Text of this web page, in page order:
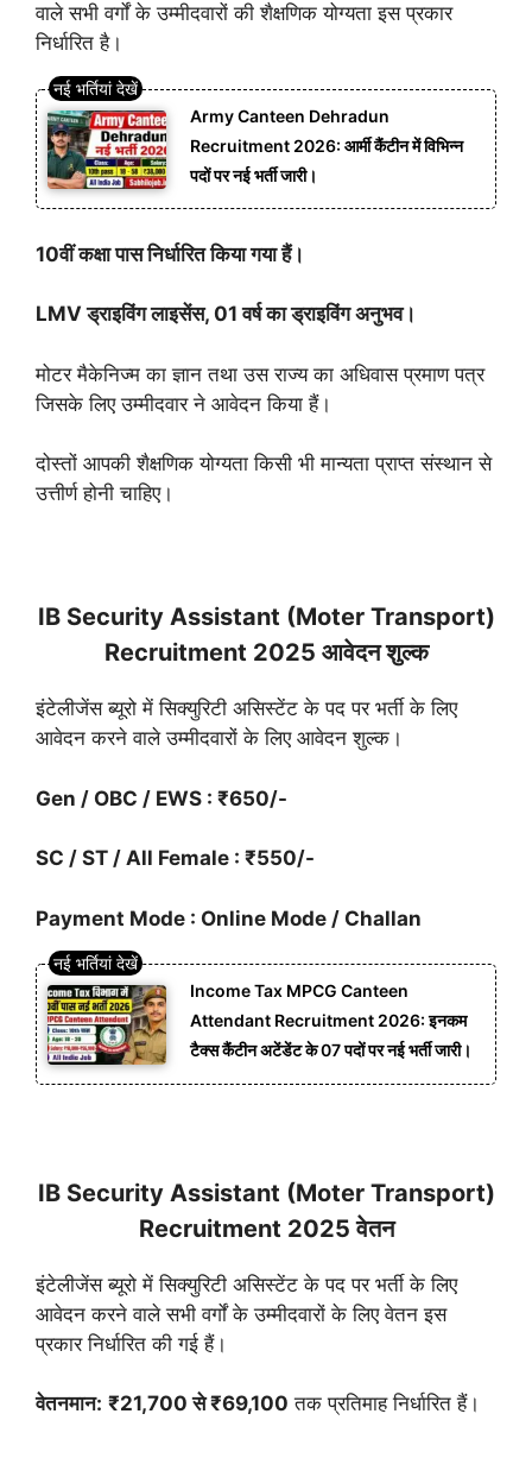
वाले सभी वर्गों के उम्मीदवारों की शैक्षणिक योग्यता इस प्रकार
निर्धारित है।
Army Canteen Dehradun
Recruitment 2026: आर्मी कैंटीन में विभिन्न
पदों पर नई भर्ती जारी।
10वीं कक्षा पास निर्धारित किया गया हैं।
LMV ड्राइविंग लाइसेंस, 01 वर्ष का ड्राइविंग अनुभव।
मोटर मैकेनिज्म का ज्ञान तथा उस राज्य का अधिवास प्रमाण पत्र
जिसके लिए उम्मीदवार ने आवेदन किया हैं।
दोस्तों आपकी शैक्षणिक योग्यता किसी भी मान्यता प्राप्त संस्थान से
उत्तीर्ण होनी चाहिए।
IB Security Assistant (Moter Transport)
Recruitment 2025 आवेदन शुल्क
इंटेलीजेंस ब्यूरो में सिक्युरिटी असिस्टेंट के पद पर भर्ती के लिए
आवेदन करने वाले उम्मीदवारों के लिए आवेदन शुल्क।
Gen / OBC / EWS : ₹650/-
SC / ST / All Female : ₹550/-
Payment Mode : Online Mode / Challan
Income Tax MPCG Canteen
Attendant Recruitment 2026: इनकम
टैक्स कैंटीन अटेंडेंट के 07 पदों पर नई भर्ती जारी।
IB Security Assistant (Moter Transport)
Recruitment 2025 वेतन
इंटेलीजेंस ब्यूरो में सिक्युरिटी असिस्टेंट के पद पर भर्ती के लिए
आवेदन करने वाले सभी वर्गों के उम्मीदवारों के लिए वेतन इस
प्रकार निर्धारित की गई हैं।
वेतनमान: ₹21,700 से ₹69,100 तक प्रतिमाह निर्धारित हैं।